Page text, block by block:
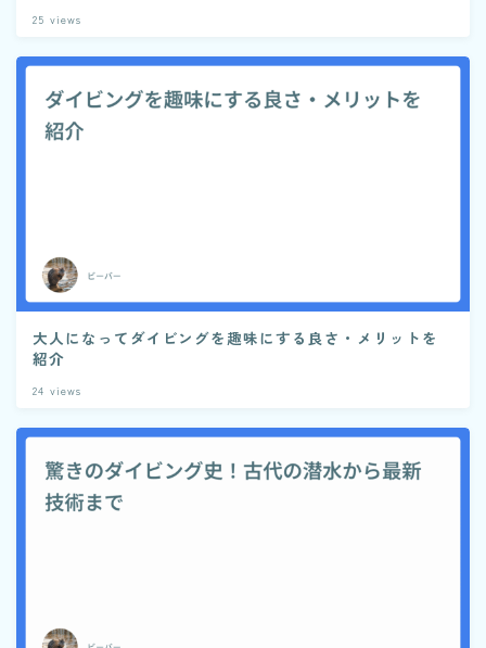
25 views
大人になってダイビングを趣味にする良さ・メリットを
紹介
24 views